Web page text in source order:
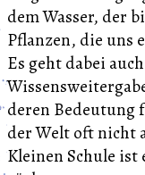
dem Wasser, der
Pflanzen, die uns
Es geht dabei
deren Bedeutung
der Welt oft nicht
Kleinen Schule